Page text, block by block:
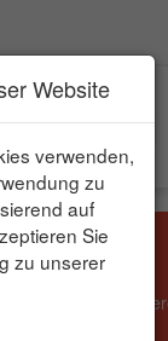
Website
verwenden,
zu
auf
Sie
zu unserer
Navigation
or 'elektro' or